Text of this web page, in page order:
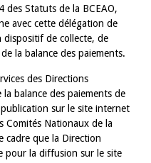
des Statuts de la BCEAO,
avec cette délégation de
dispositif de collecte, de
la balance des paiements.
des Directions
balance des paiements de
sur le site internet
Comités Nationaux de la
cadre que la Direction
pour la diffusion sur le site